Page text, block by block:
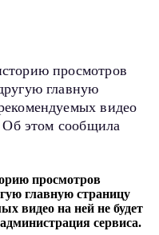
просмотров
главную
видео
Об этом сообщила
просмотров
главную страницу
видео на ней не будет
сервиса.